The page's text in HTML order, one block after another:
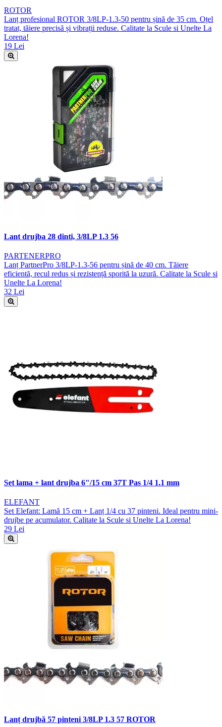
ROTOR
Lanț profesional ROTOR 3/8LP-1.3-50 pentru șină de 35 cm. Oțel
tratat, tăiere precisă și vibrații reduse. Calitate la Scule si Unelte La
Lorena!
19 Lei
Lant drujba 28 dinti, 3/8LP 1.3 56
PARTENERPRO
Lanț PartnerPro 3/8LP-1.3-56 pentru șină de 40 cm. Tăiere
eficientă, recul redus și rezistență sporită la uzură. Calitate la Scule si
Unelte La Lorena!
32 Lei
Set lama + lant drujba 6"/15 cm 37T Pas 1/4 1.1 mm
ELEFANT
Set Elefant: Lamă 15 cm + Lanț 1/4 cu 37 pinteni. Ideal pentru mini-
drujbe pe acumulator. Calitate la Scule si Unelte La Lorena!
29 Lei
Lanț drujbă 57 pinteni 3/8LP 1.3 57 ROTOR